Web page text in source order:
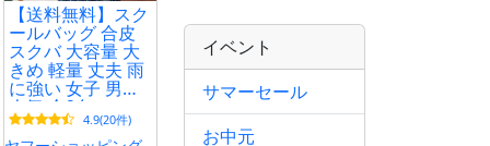
【送料無料】スク
ールバッグ 合皮
スクバ 大容量 大
きめ 軽量 丈夫 雨
に強い 女子 男子
人気 全2色
CONOMi 革 高校
4.9(20件)
イベント
サマーセール
お中元